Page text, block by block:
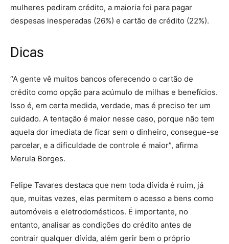
mulheres pediram crédito, a maioria foi para pagar
despesas inesperadas (26%) e cartão de crédito (22%).
Dicas
“A gente vê muitos bancos oferecendo o cartão de
crédito como opção para acúmulo de milhas e benefícios.
Isso é, em certa medida, verdade, mas é preciso ter um
cuidado. A tentação é maior nesse caso, porque não tem
aquela dor imediata de ficar sem o dinheiro, consegue-se
parcelar, e a dificuldade de controle é maior”, afirma
Merula Borges.
Felipe Tavares destaca que nem toda dívida é ruim, já
que, muitas vezes, elas permitem o acesso a bens como
automóveis e eletrodomésticos. É importante, no
entanto, analisar as condições do crédito antes de
contrair qualquer dívida, além gerir bem o próprio